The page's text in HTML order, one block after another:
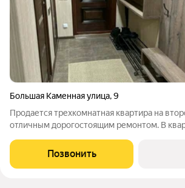
Большая Каменная улица,9
Продается трехкомнатная квартира на
отличным дорогостоящим ремонтом. В
и дивана из оранжевой комнаты) - люстры
сшитые на заказ, карнизы -
Позвонить